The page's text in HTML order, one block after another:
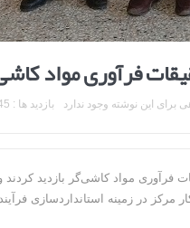
فرآوری مواد
برای این نوشته وجود ندارد
بازدید ها : 1,045
مرکز تحقیقات فرآوری مواد کاشی‌گر بازدید
مرکز در زمینه استانداردسازی